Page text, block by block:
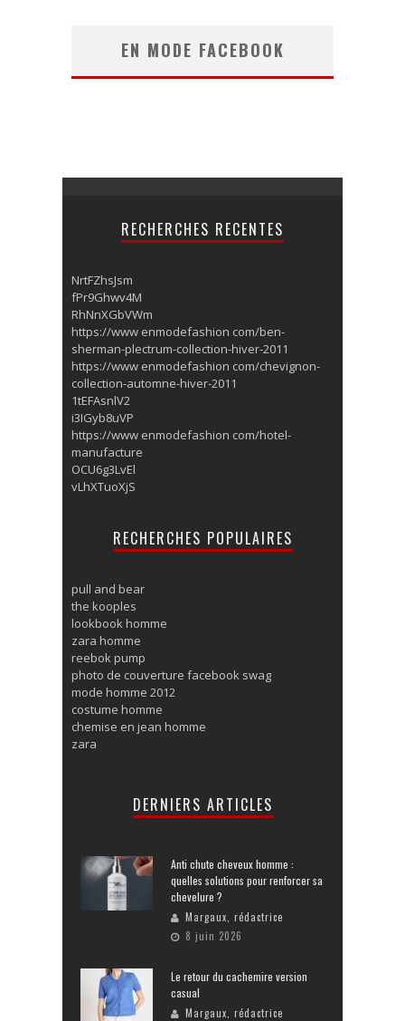
EN MODE FACEBOOK
RECHERCHES RECENTES
NrtFZhsJsm
fPr9Ghwv4M
RhNnXGbVWm
https://www enmodefashion com/ben-
sherman-plectrum-collection-hiver-2011
https://www enmodefashion com/chevignon-
collection-automne-hiver-2011
1tEFAsnlV2
i3IGyb8uVP
https://www enmodefashion com/hotel-
manufacture
OCU6g3LvEl
vLhXTuoXjS
RECHERCHES POPULAIRES
pull and bear
the kooples
lookbook homme
zara homme
reebok pump
photo de couverture facebook swag
mode homme 2012
costume homme
chemise en jean homme
zara
DERNIERS ARTICLES
Anti chute cheveux homme :
quelles solutions pour renforcer sa
chevelure ?
Margaux, rédactrice
8 juin 2026
Le retour du cachemire version
casual
Margaux, rédactrice